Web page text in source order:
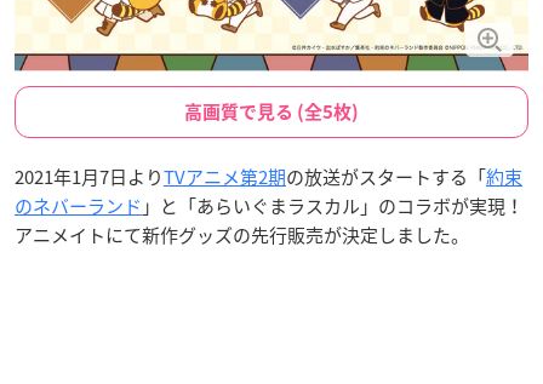
高画質で見る (全5枚)
2021年1月7日よりTVアニメ第2期の放送がスタートする「約束
のネバーランド 」と「あらいぐまラスカル」のコラボが実現！
アニメイトにて新作グッズの先行販売が決定しました。